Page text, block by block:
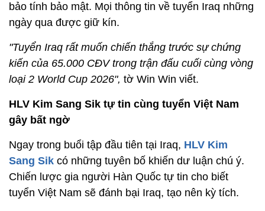
bảo tính bảo mật. Mọi thông tin về tuyển Iraq những
ngày qua được giữ kín.
"Tuyển Iraq rất muốn chiến thắng trước sự chứng
kiến của 65.000 CĐV trong trận đấu cuối cùng vòng
loại 2 World Cup 2026", tờ Win Win viết.
HLV Kim Sang Sik tự tin cùng tuyển Việt Nam
gây bất ngờ
Ngay trong buổi tập đầu tiên tại Iraq, HLV Kim
Sang Sik có những tuyên bố khiến dư luận chú ý.
Chiến lược gia người Hàn Quốc tự tin cho biết
tuyển Việt Nam sẽ đánh bại Iraq, tạo nên kỳ tích.